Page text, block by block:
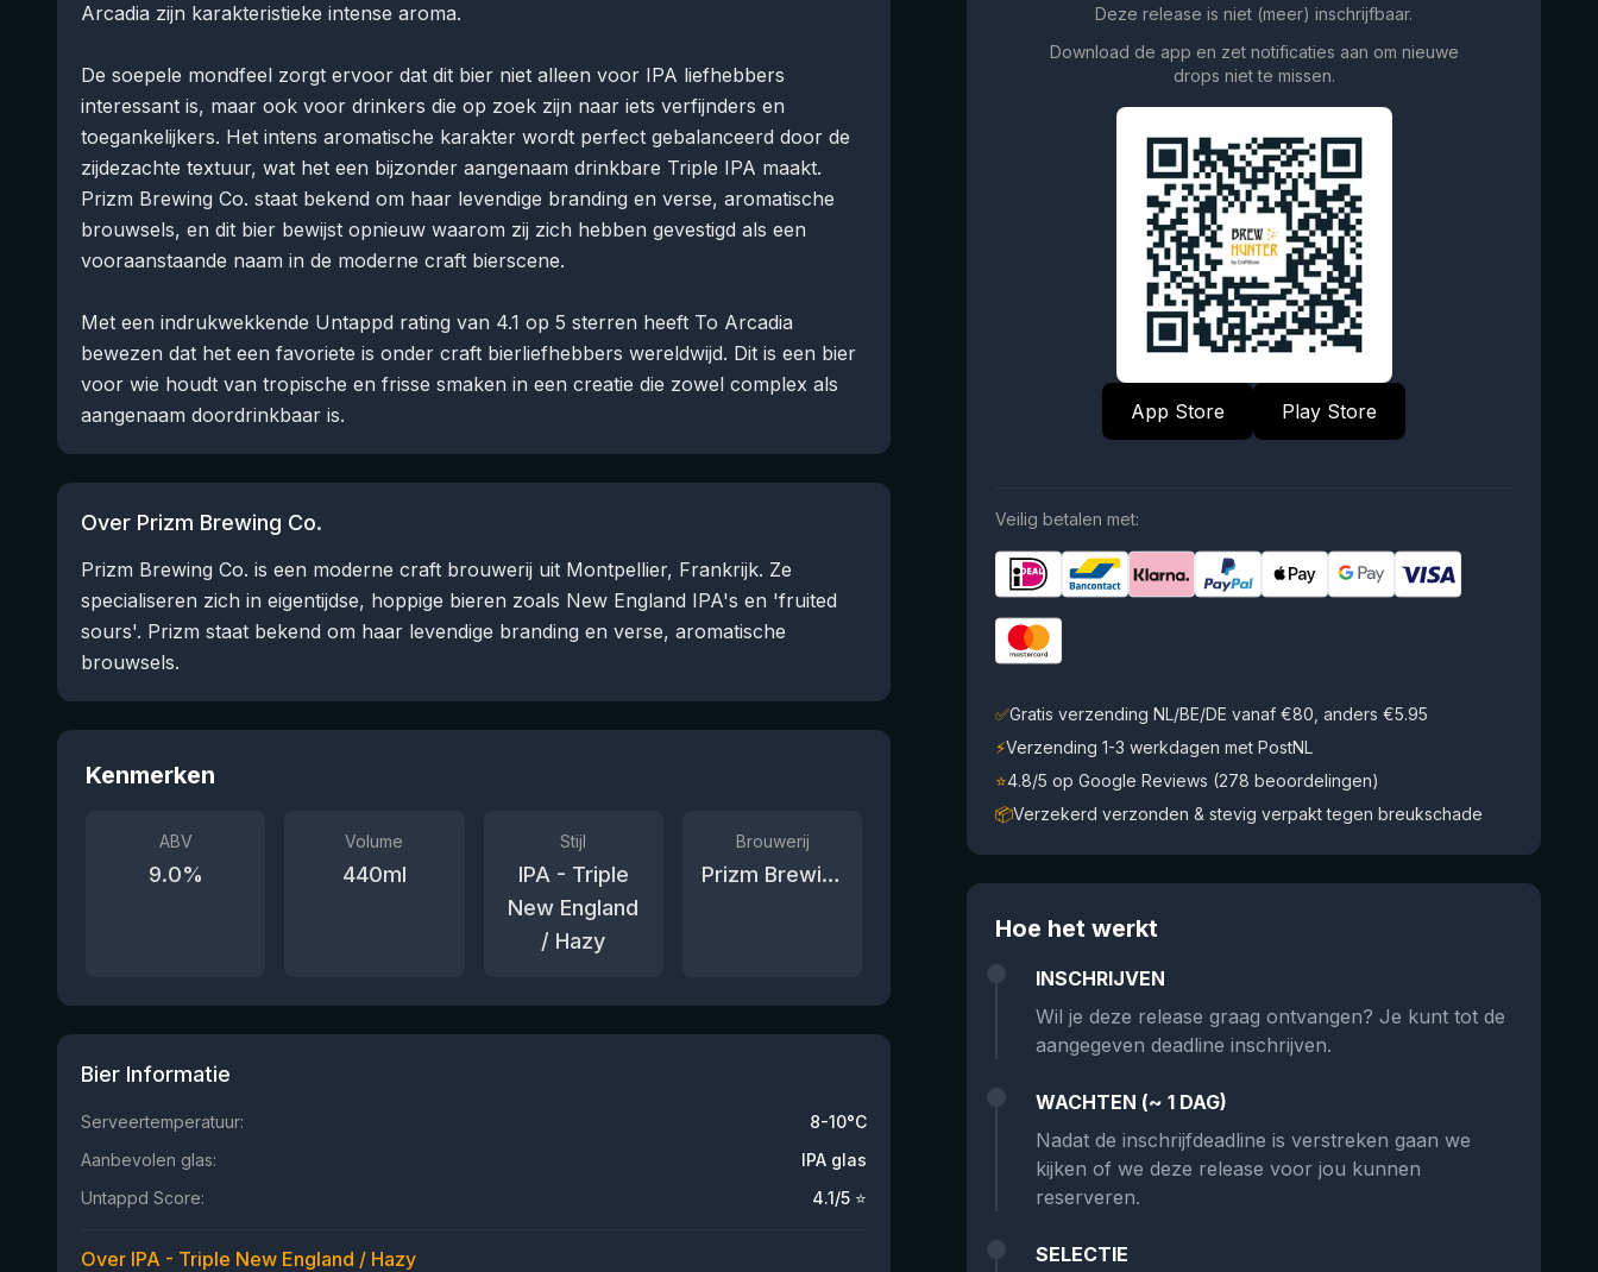
Arcadia zijn karakteristieke intense aroma.
De soepele mondfeel zorgt ervoor dat dit bier niet alleen voor IPA liefhebbers
interessant is, maar ook voor drinkers die op zoek zijn naar iets verfijnders en
toegankelijkers. Het intens aromatische karakter wordt perfect gebalanceerd door de
zijdezachte textuur, wat het een bijzonder aangenaam drinkbare Triple IPA maakt.
Prizm Brewing Co. staat bekend om haar levendige branding en verse, aromatische
brouwsels, en dit bier bewijst opnieuw waarom zij zich hebben gevestigd als een
vooraanstaande naam in de moderne craft bierscene.
Met een indrukwekkende Untappd rating van 4.1 op 5 sterren heeft To Arcadia
bewezen dat het een favoriete is onder craft bierliefhebbers wereldwijd. Dit is een bier
voor wie houdt van tropische en frisse smaken in een creatie die zowel complex als
aangenaam doordrinkbaar is.
Over Prizm Brewing Co.
Prizm Brewing Co. is een moderne craft brouwerij uit Montpellier, Frankrijk. Ze
specialiseren zich in eigentijdse, hoppige bieren zoals New England IPA's en 'fruited
sours'. Prizm staat bekend om haar levendige branding en verse, aromatische
brouwsels.
Kenmerken
ABV
9.0%
Volume
440ml
Stijl
IPA - Triple
New England
/ Hazy
Brouwerij
Prizm Brewing Co.
Bier Informatie
Serveertemperatuur:
8-10°C
Aanbevolen glas:
IPA glas
Untappd Score:
4.1/5 ⭐
Over IPA - Triple New England / Hazy
Deze release is niet (meer) inschrijfbaar.
Download de app en zet notificaties aan om nieuwe
drops niet te missen.
App Store Play Store
Veilig betalen met:
✅Gratis verzending NL/BE/DE vanaf €80, anders €5.95
⚡Verzending 1-3 werkdagen met PostNL
⭐4.8/5 op Google Reviews (278 beoordelingen)
📦Verzekerd verzonden & stevig verpakt tegen breukschade
Hoe het werkt
INSCHRIJVEN
Wil je deze release graag ontvangen? Je kunt tot de
aangegeven deadline inschrijven.
WACHTEN (~ 1 DAG)
Nadat de inschrijfdeadline is verstreken gaan we
kijken of we deze release voor jou kunnen
reserveren.
SELECTIE